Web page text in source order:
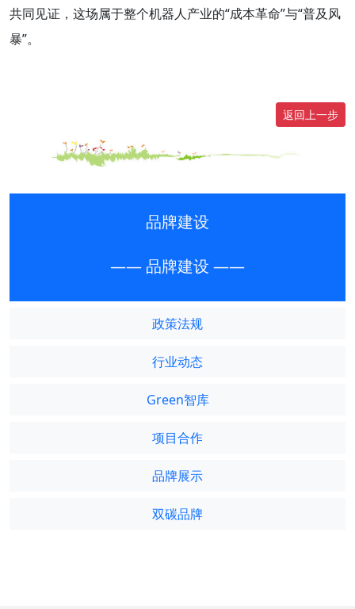
共同见证，这场属于整个机器人产业的“成本革命”与“普及风
暴”。
返回上一步
品牌建设
—— 品牌建设 ——
政策法规
行业动态
Green智库
项目合作
品牌展示
双碳品牌